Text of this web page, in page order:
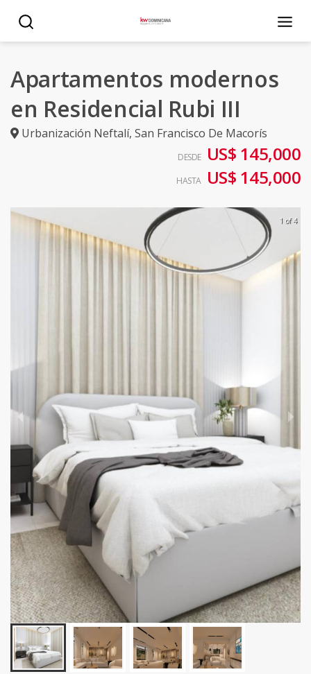
Apartamentos modernos
en Residencial Rubi III
Urbanización Neftalí, San Francisco De Macorís
DESDE US$ 145,000
HASTA US$ 145,000
1 of 4